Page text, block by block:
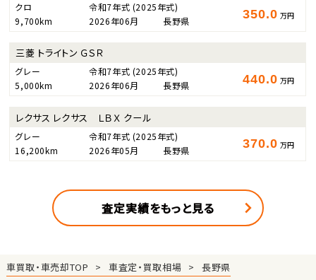
クロ 令和7年式 (2025年式)
9,700km
2026年06月 長野県 350.0 万円
三菱 トライトン ＧＳＲ
グレー 令和7年式 (2025年式)
5,000km
2026年06月 長野県 440.0 万円
レクサス レクサス ＬＢＸ クール
グレー 令和7年式 (2025年式)
16,200km
2026年05月 長野県 370.0 万円
査定実績をもっと見る
車買取・車売却TOP 車査定・買取相場 長野県